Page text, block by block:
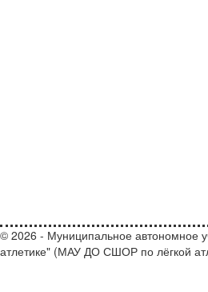
© 2026 - Муниципальное автономное
атлетике" (МАУ ДО СШОР по лёгкой